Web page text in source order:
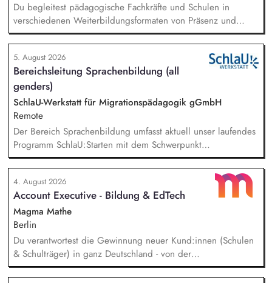
Du begleitest pädagogische Fachkräfte und Schulen in
verschiedenen Weiterbildungsformaten von Präsenz und
Online-Workshops bis hin zu pädogischen Tagen und erstellst
Online-Selbstlernkurse für unsere Plattform schlau-lernen.org.
Die inhaltlichen Schwerpunkte liegen dabei auf den
Bereichen Lesen lernen, Mehrsprachigkeitsbewusstsein und
Alphabetisierung in der Grundschule.
5. August 2026
Bereichsleitung Sprachenbildung (all
genders)
SchlaU-Werkstatt für Migrationspädagogik gGmbH
Remote
Der Bereich Sprachenbildung umfasst aktuell unser laufendes
Programm SchlaU:Starten mit dem Schwerpunkt
"Alphabetisierung in DaZ für die Grundschule" sowie
zukünftig weitere auf Unterrichtsmaterial bezogene Projekte
mit den Schwerpunkten sprachensensibles und
rassismuskritisches Deutschlernen von der Grundschule bis in
die Berufliche Bildung. Der Bereich Sprachenbildung
entwickelt in seinen Projekten dazu zielgruppengerechte und
innovative Unterrichtsmaterialien und begleitet pädagogische
Fachkräfte mit daran angeschlossenen
Weiterbildungsangeboten online wie offline.
4. August 2026
Account Executive - Bildung & EdTech
Magma Mathe
Berlin
Du verantwortest die Gewinnung neuer Kund:innen (Schulen
& Schulträger) in ganz Deutschland - von der
Leadgenerierung bis zum Vertragsabschluss. Dabei arbeitest